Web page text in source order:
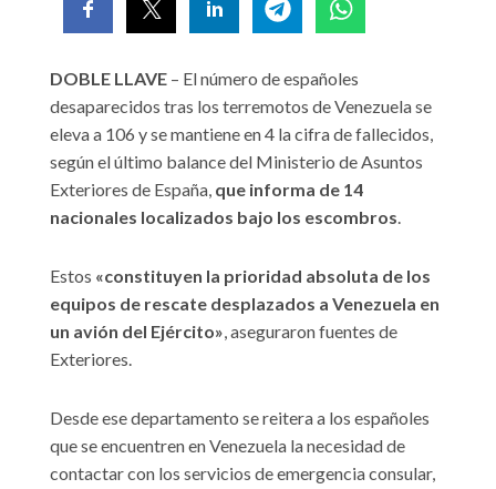
DOBLE LLAVE – El número de españoles
desaparecidos tras los terremotos de Venezuela se
eleva a 106 y se mantiene en 4 la cifra de fallecidos,
según el último balance del Ministerio de Asuntos
Exteriores de España, que informa de 14
nacionales localizados bajo los escombros.
Estos «constituyen la prioridad absoluta de los
equipos de rescate desplazados a Venezuela en
un avión del Ejército», aseguraron fuentes de
Exteriores.
Desde ese departamento se reitera a los españoles
que se encuentren en Venezuela la necesidad de
contactar con los servicios de emergencia consular,